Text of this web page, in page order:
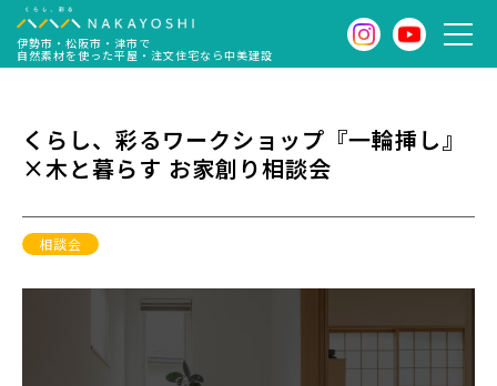
伊勢市・松阪市・津市で
自然素材を使った平屋・注文住宅なら中美建設
くらし、彩るワークショップ『一輪挿し』
×木と暮らす お家創り相談会
相談会